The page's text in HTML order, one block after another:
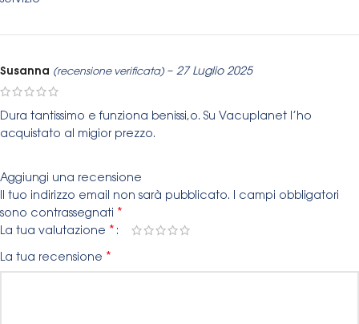
Susanna (recensione verificata) – 27 Luglio 2025
Dura tantissimo e funziona benissi,o. Su Vacuplanet l’ho
acquistato al migior prezzo.
Aggiungi una recensione
Il tuo indirizzo email non sarà pubblicato. I campi obbligatori
sono contrassegnati *
La tua valutazione *
La tua recensione *